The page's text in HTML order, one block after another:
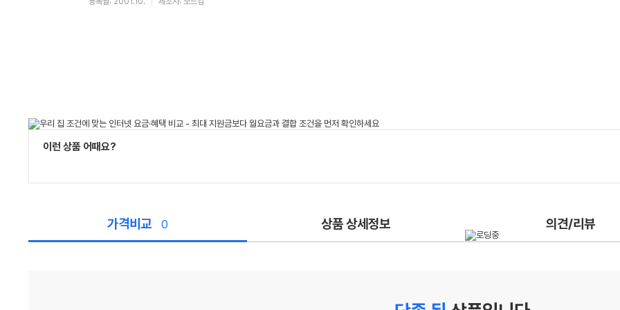
이런 상품 어때요?
가격비교 0 상품 상세정보 의견/리뷰